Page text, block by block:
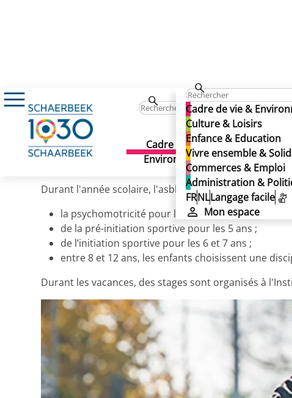
Cadre de vie &
Culture & Loisirs
Enfance & Education
Vivre ensemble &
Commerces & Emploi
Administration &
FRNLLangage facile
Mon espace
Cadre de vie &
Environnement
Culture &
Enfance & Jeunesse
Club du Multisports asbl
Club du Multisports asbl
Publié le 30/09/2025
Durant l'année scolaire, l'asbl organise sur Evere des
la psychomotricité pour les 3 - 4 ans ;
de la pré-initiation sportive pour les 5 ans ;
de l’initiation sportive pour les 6 et 7 ans ;
entre 8 et 12 ans, les enfants choisissent une
Durant les vacances, des stages sont organisés à